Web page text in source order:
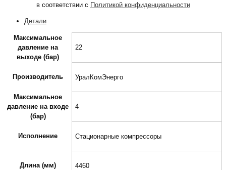
в соответствии с Политикой конфиденциальности
Детали
Максимальное
давление на
выходе (бар)
22
Производитель УралКомЭнерго
Максимальное
давление на входе
(бар)
4
Исполнение Стационарные компрессоры
Длина (мм) 4460